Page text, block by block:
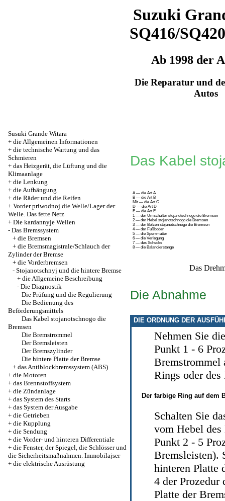
Suzuki
SQ416/
Ab 1998 der
Die Reparatur und
Autos
Susuki Grande Witara
+ die Allgemeinen Informationen
+ die technische Wartung und das
Schmieren
+ das Heizgerät, die Lüftung und die
Klimaanlage
+ die Lenkung
+ die Aufhängung
+ die Räder und die Reifen
+ Vorder priwodnoj die Welle/Lager der
Welle. Das fette Netz
+ Die kardannyje Wellen
- Das Bremssystem
+ die Bremsen
+ die Bremsmagistrale/Schlauch der
Zylinder der Bremse
+ die Vorderbremsen
- Stojanotschnyj und die hintere Bremse
+ die Allgemeine Beschreibung
- Die Diagnostik
Die Prüfung und die Regulierung
Die Bedienung des
Beförderungsmittels
Das Kabel stojanotschnogo die
Bremsen
Die Bremstrommel
Der Bremsleisten
Der Bremszylinder
Die hintere Platte der Bremse
+ das Antiblockbremssystem (ABS)
+ die Motoren
+ das Brennstoffsystem
+ die Zündanlage
+ das System des Starts
+ das System der Ausgabe
+ die Getrieben
+ die Kupplung
+ die Sendung
+ die Vorder- und hinteren Differentiale
+ die Fenster, der Spiegel, die Schlösser und
die Sicherheitsmaßnahmen. Immobilajser
+ die elektrische Ausrüstung
Das Kabel
A — die Art A
B — die Art B
Mit — die Art C
D — die Art D
E — die Art E
1 — der Umschalter stojanotschnogo die Bremsen
2 — der Hebel stojanotschnogo die Bremsen
3 — der Bolzen stojanotschnogo die Bremsen
4 — der Fußboden
5 — die Sperrmutter
6 — die Verlegung
7 — des Schecks
8 — die Balancierstange
Das
Die Abnahme
DIE ORDNUNG DER
Nehmen Sie
Punkt 1 - 6
Bremstrommel
Rings oder
Der farbige Ring auf dem
Schalten Sie
vom Hebel des
Punkt 2 - 5
Bremsleisten).
hinteren Platte
4 der
Platte der